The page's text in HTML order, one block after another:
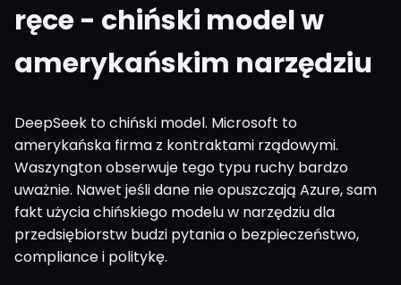
ręce - chiński model w
amerykańskim narzędziu
DeepSeek to chiński model. Microsoft to
amerykańska firma z kontraktami rządowymi.
Waszyngton obserwuje tego typu ruchy bardzo
uważnie. Nawet jeśli dane nie opuszczają Azure, sam
fakt użycia chińskiego modelu w narzędziu dla
przedsiębiorstw budzi pytania o bezpieczeństwo,
compliance i politykę.